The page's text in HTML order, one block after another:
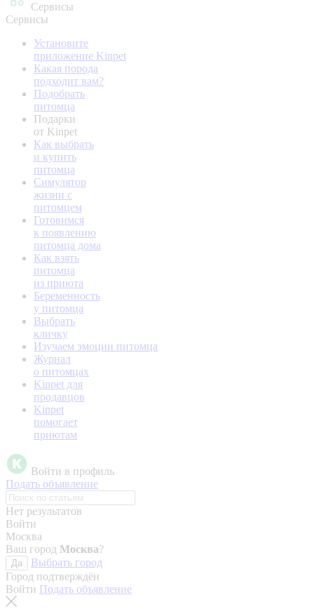
Сервисы
Сервисы
Установите
приложение Kinpet
Какая порода
подходит вам?
Подобрать
питомца
Подарки
от Kinpet
Как выбрать
и купить
питомца
Симулятор
жизни с
питомцем
Готовимся
к появлению
питомца дома
Как взять
питомца
из приюта
Беременность
у питомца
Выбрать
кличку
Изучаем эмоции питомца
Журнал
о питомцах
Kinpet для
продавцов
Kinpet
помогает
приютам
Войти в профиль
Подать объявление
Нет результатов
Войти
Москва
Ваш город Москва?
Да
Выбрать город
Город подтверждён
Войти Подать объявление